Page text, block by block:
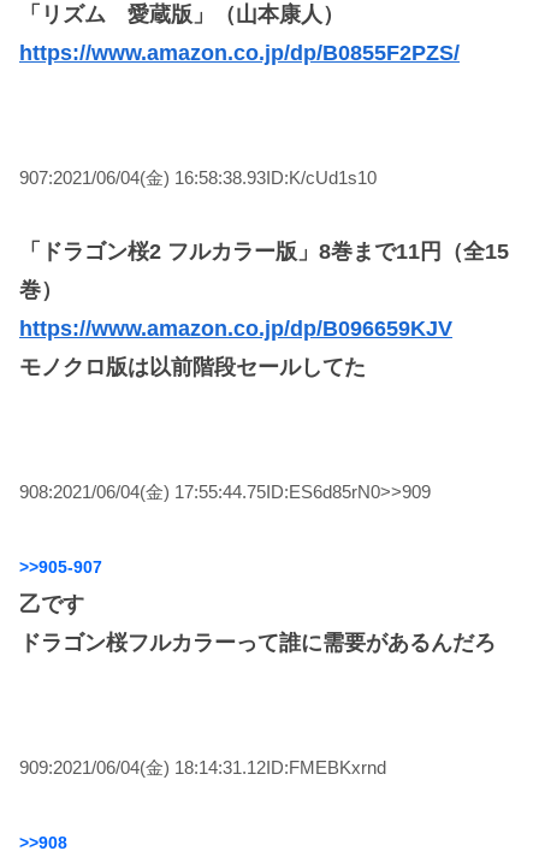
「リズム 愛蔵版」（山本康人）
https://www.amazon.co.jp/dp/B0855F2PZS/
907:2021/06/04(金) 16:58:38.93ID:K/cUd1s10
「ドラゴン桜2 フルカラー版」8巻まで11円（全15
巻）
https://www.amazon.co.jp/dp/B096659KJV
モノクロ版は以前階段セールしてた
908:2021/06/04(金) 17:55:44.75ID:ES6d85rN0>>909
>>905-907
乙です
ドラゴン桜フルカラーって誰に需要があるんだろ
909:2021/06/04(金) 18:14:31.12ID:FMEBKxrnd
>>908